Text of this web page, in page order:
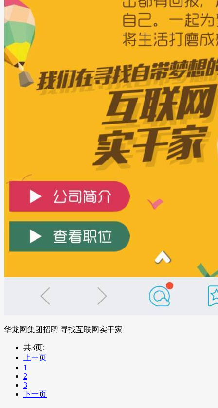
华龙网集团招聘 寻找互联网实干家
共3页:
上一页
1
2
3
下一页